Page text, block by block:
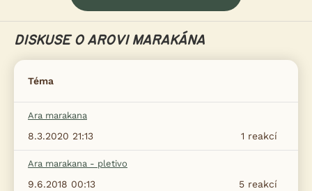
DISKUSE O AROVI MARAKÁNA
Téma
Ara marakana
1 reakcí
8.3.2020 21:13
Ara marakana - pletivo
5 reakcí
9.6.2018 00:13